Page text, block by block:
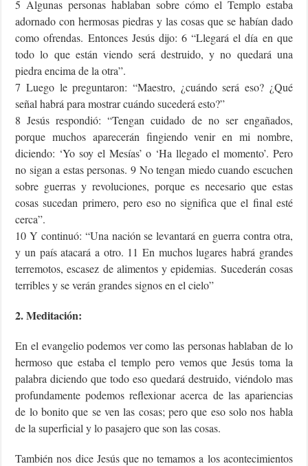
5 Algunas personas hablaban sobre cómo el Templo estaba
adornado con hermosas piedras y las cosas que se habían dado
como ofrendas. Entonces Jesús dijo: 6 “Llegará el día en que
todo lo que están viendo será destruido, y no quedará una
piedra encima de la otra”.
7 Luego le preguntaron: “Maestro, ¿cuándo será eso? ¿Qué
señal habrá para mostrar cuándo sucederá esto?”
8 Jesús respondió: “Tengan cuidado de no ser engañados,
porque muchos aparecerán fingiendo venir en mi nombre,
diciendo: ‘Yo soy el Mesías’ o ‘Ha llegado el momento’. Pero
no sigan a estas personas. 9 No tengan miedo cuando escuchen
sobre guerras y revoluciones, porque es necesario que estas
cosas sucedan primero, pero eso no significa que el final esté
cerca”.
10 Y continuó: “Una nación se levantará en guerra contra otra,
y un país atacará a otro. 11 En muchos lugares habrá grandes
terremotos, escasez de alimentos y epidemias. Sucederán cosas
terribles y se verán grandes signos en el cielo”
2. Meditación:
En el evangelio podemos ver como las personas hablaban de lo
hermoso que estaba el templo pero vemos que Jesús toma la
palabra diciendo que todo eso quedará destruido, viéndolo mas
profundamente podemos reflexionar acerca de las apariencias
de lo bonito que se ven las cosas; pero que eso solo nos habla
de la superficial y lo pasajero que son las cosas.
También nos dice Jesús que no temamos a los acontecimientos